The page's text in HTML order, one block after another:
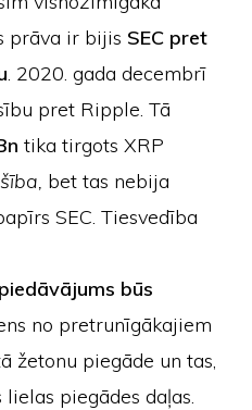
prāva ir bijis SEC pret
. 2020. gada decembrī
pret Ripple. Tā
tika tirgots XRP
bet tas nebija
SEC. Tiesvedība
būs
no pretrunīgākajiem
žetonu piegāde un tas,
piegādes daļas.